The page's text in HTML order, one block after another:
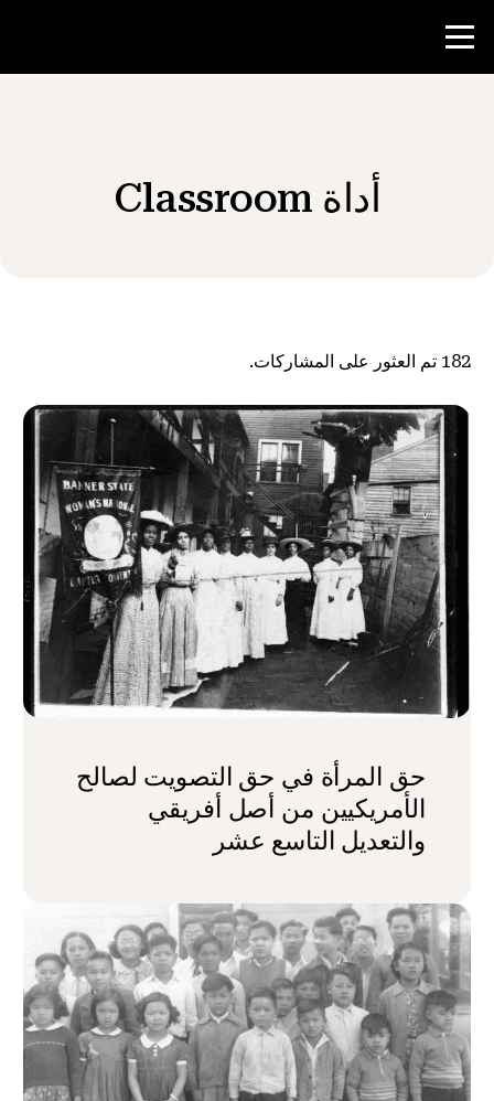
موارد المعلم
شارك
أداة Classroom
182 تم العثور على المشاركات.
حق المرأة في حق التصويت لصالح
الأمريكيين من أصل أفريقي
والتعديل التاسع عشر